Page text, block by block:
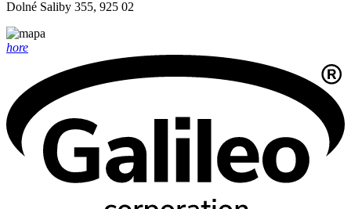
Dolné Saliby 355, 925 02
hore